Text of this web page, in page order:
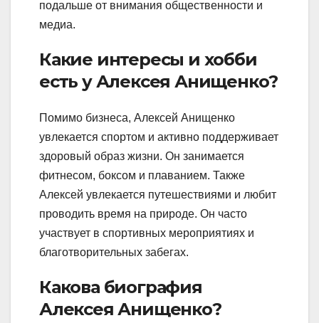
подальше от внимания общественности и
медиа.
Какие интересы и хобби
есть у Алексея Анищенко?
Помимо бизнеса, Алексей Анищенко
увлекается спортом и активно поддерживает
здоровый образ жизни. Он занимается
фитнесом, боксом и плаванием. Также
Алексей увлекается путешествиями и любит
проводить время на природе. Он часто
участвует в спортивных мероприятиях и
благотворительных забегах.
Какова биография
Алексея Анищенко?